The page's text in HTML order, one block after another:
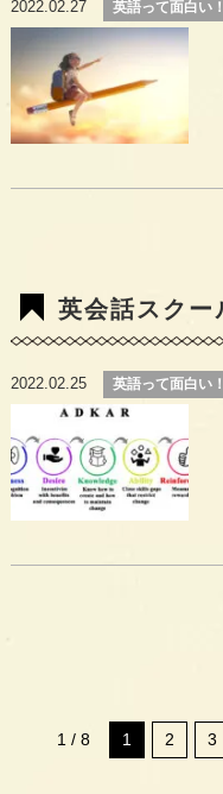
2022.02.27 英語って面白い！
英会話スクー
2022.02.25 英語って面白い！
1 / 8 1 2 3